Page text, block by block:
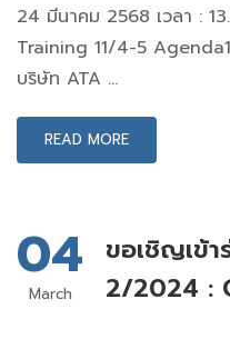
24 มีนาคม 2568 เวลา :
Training 11/4-5
บริษัท ATA …
READ MORE
04
March
ขอเชิญเข้
2/2024 :